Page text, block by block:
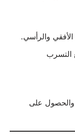
والرأسي.
التسرب
والحصول على